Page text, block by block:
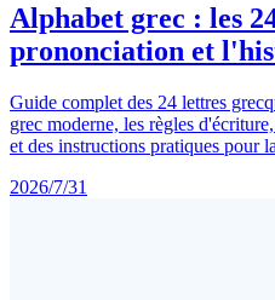
Alphabet grec : les
prononciation et
Guide complet des 24 lettres
grec moderne, les règles
et des instructions pratiques pour
2026/7/31